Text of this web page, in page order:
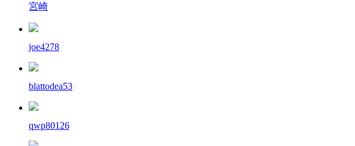
宮崎
joe4278
blattodea53
qwp80126